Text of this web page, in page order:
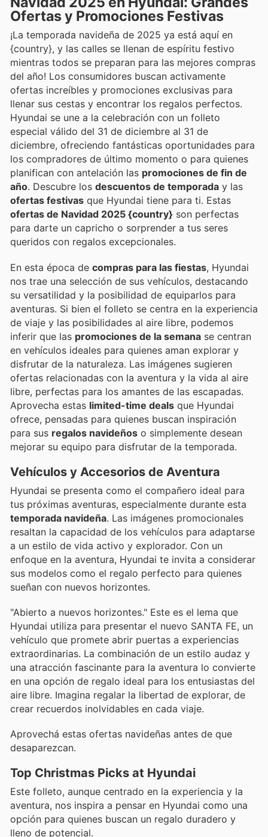
Ofertas y Promociones Festivas
¡La temporada navideña de 2025 ya está aquí en
{country}, y las calles se llenan de espíritu festivo
mientras todos se preparan para las mejores compras
del año! Los consumidores buscan activamente
ofertas increíbles y promociones exclusivas para
llenar sus cestas y encontrar los regalos perfectos.
Hyundai se une a la celebración con un folleto
especial válido del 31 de diciembre al 31 de
diciembre, ofreciendo fantásticas oportunidades para
los compradores de último momento o para quienes
planifican con antelación las promociones de fin de
año. Descubre los descuentos de temporada y las
ofertas festivas que Hyundai tiene para ti. Estas
ofertas de Navidad 2025 {country} son perfectas
para darte un capricho o sorprender a tus seres
queridos con regalos excepcionales.
En esta época de compras para las fiestas, Hyundai
nos trae una selección de sus vehículos, destacando
su versatilidad y la posibilidad de equiparlos para
aventuras. Si bien el folleto se centra en la experiencia
de viaje y las posibilidades al aire libre, podemos
inferir que las promociones de la semana se centran
en vehículos ideales para quienes aman explorar y
disfrutar de la naturaleza. Las imágenes sugieren
ofertas relacionadas con la aventura y la vida al aire
libre, perfectas para los amantes de las escapadas.
Aprovecha estas limited-time deals que Hyundai
ofrece, pensadas para quienes buscan inspiración
para sus regalos navideños o simplemente desean
mejorar su equipo para disfrutar de la temporada.
Vehículos y Accesorios de Aventura
Hyundai se presenta como el compañero ideal para
tus próximas aventuras, especialmente durante esta
temporada navideña. Las imágenes promocionales
resaltan la capacidad de los vehículos para adaptarse
a un estilo de vida activo y explorador. Con un
enfoque en la aventura, Hyundai te invita a considerar
sus modelos como el regalo perfecto para quienes
sueñan con nuevos horizontes.
"Abierto a nuevos horizontes." Este es el lema que
Hyundai utiliza para presentar el nuevo SANTA FE, un
vehículo que promete abrir puertas a experiencias
extraordinarias. La combinación de un estilo audaz y
una atracción fascinante para la aventura lo convierte
en una opción de regalo ideal para los entusiastas del
aire libre. Imagina regalar la libertad de explorar, de
crear recuerdos inolvidables en cada viaje.
Aprovechá estas ofertas navideñas antes de que
desaparezcan.
Top Christmas Picks at Hyundai
Este folleto, aunque centrado en la experiencia y la
aventura, nos inspira a pensar en Hyundai como una
opción para quienes buscan un regalo duradero y
lleno de potencial.